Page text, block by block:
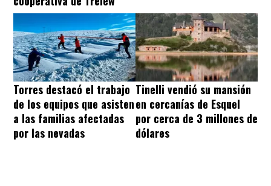
Torres destacó el trabajo
de los equipos que asisten
a las familias afectadas
por las nevadas
Tinelli vendió su mansión
en cercanías de Esquel
por cerca de 3 millones de
dólares